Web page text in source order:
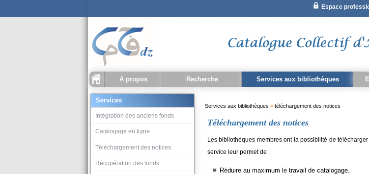
A propos
Qu'est ce que CCDZ ?
Statistiques
Recherche
Recherche document
Recherche bibliothèque
Historique recherche
Services aux bibliothèques
Services
Intégration des anciens fonds
Catalogage en ligne
Téléchargement des notices
Récupération des fonds
Services aux bibliothèques > téléchargement des notices
Téléchargement des notices
Les bibliothèques membres ont la possibilité de
service leur permet de :
Réduire au maximum le travail de catalogage.